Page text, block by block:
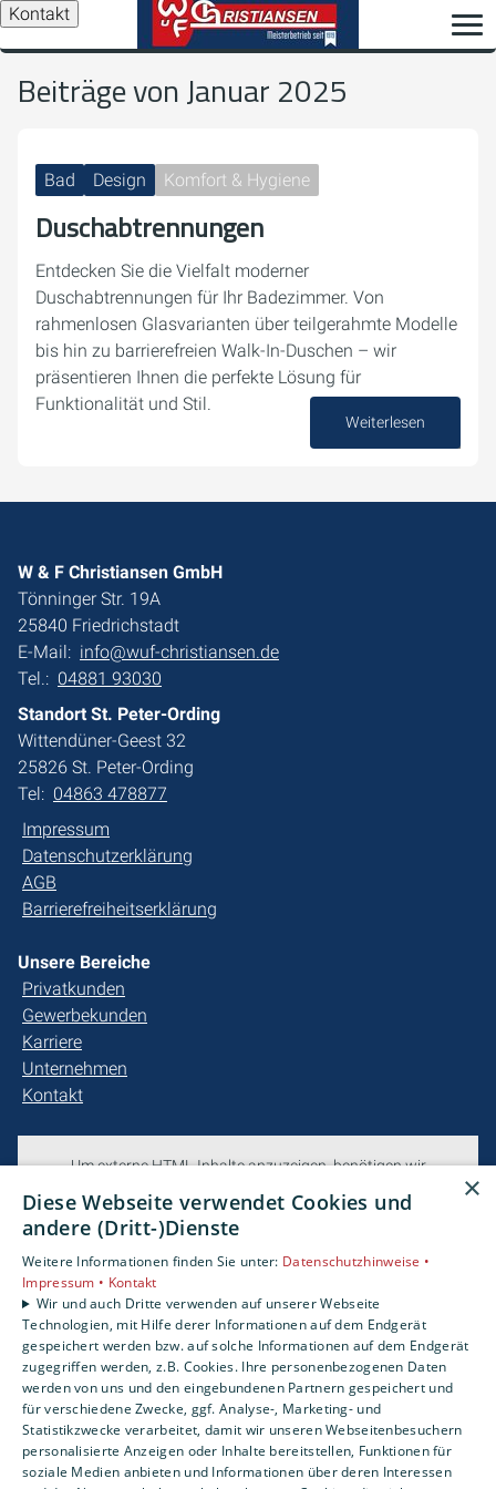
Kontakt
Beiträge von Januar 2025
Bad Design Komfort & Hygiene
Duschabtrennungen
Entdecken Sie die Vielfalt moderner
Duschabtrennungen für Ihr Badezimmer. Von
rahmenlosen Glasvarianten über teilgerahmte Modelle
bis hin zu barrierefreien Walk-In-Duschen – wir
präsentieren Ihnen die perfekte Lösung für
Funktionalität und Stil.
Weiterlesen
W & F Christiansen GmbH
Tönninger Str. 19A
25840 Friedrichstadt
E-Mail: info@wuf-christiansen.de
Tel.: 04881 93030
Standort St. Peter-Ording
Wittendüner-Geest 32
25826 St. Peter-Ording
Tel: 04863 478877
Impressum
Datenschutzerklärung
AGB
Barrierefreiheitserklärung
Unsere Bereiche
Privatkunden
Gewerbekunden
Karriere
Unternehmen
Kontakt
Um externe HTML-Inhalte anzuzeigen, benötigen wir
Ihre Einwilligung.
Weitere Informationen finden Sie in unserer
Cookie-Einstellungen öffnen
×
Diese Webseite verwendet Cookies und
andere (Dritt-)Dienste
Weitere Informationen finden Sie unter: Datenschutzhinweise •
Impressum • Kontakt
Wir und auch Dritte verwenden auf unserer Webseite
Technologien, mit Hilfe derer Informationen auf dem Endgerät
gespeichert werden bzw. auf solche Informationen auf dem Endgerät
zugegriffen werden, z.B. Cookies. Ihre personenbezogenen Daten
werden von uns und den eingebundenen Partnern gespeichert und
für verschiedene Zwecke, ggf. Analyse-, Marketing- und
Statistikzwecke verarbeitet, damit wir unseren Webseitenbesuchern
personalisierte Anzeigen oder Inhalte bereitstellen, Funktionen für
soziale Medien anbieten und Informationen über deren Interessen